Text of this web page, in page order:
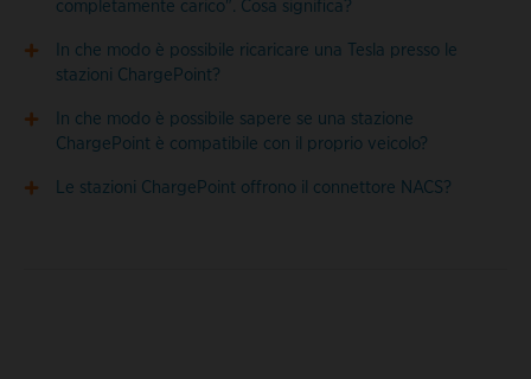
completamente carico". Cosa significa?
In che modo è possibile ricaricare una Tesla presso le
stazioni ChargePoint?
In che modo è possibile sapere se una stazione
ChargePoint è compatibile con il proprio veicolo?
Le stazioni ChargePoint offrono il connettore NACS?